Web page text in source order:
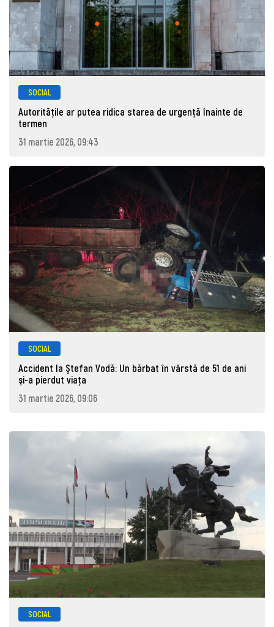
SOCIAL
Autoritățile ar putea ridica starea de urgență înainte de
termen
31 martie 2026, 09:43
SOCIAL
Accident la Ştefan Vodă: Un bărbat în vârstă de 51 de ani
şi-a pierdut viaţa
31 martie 2026, 09:06
SOCIAL